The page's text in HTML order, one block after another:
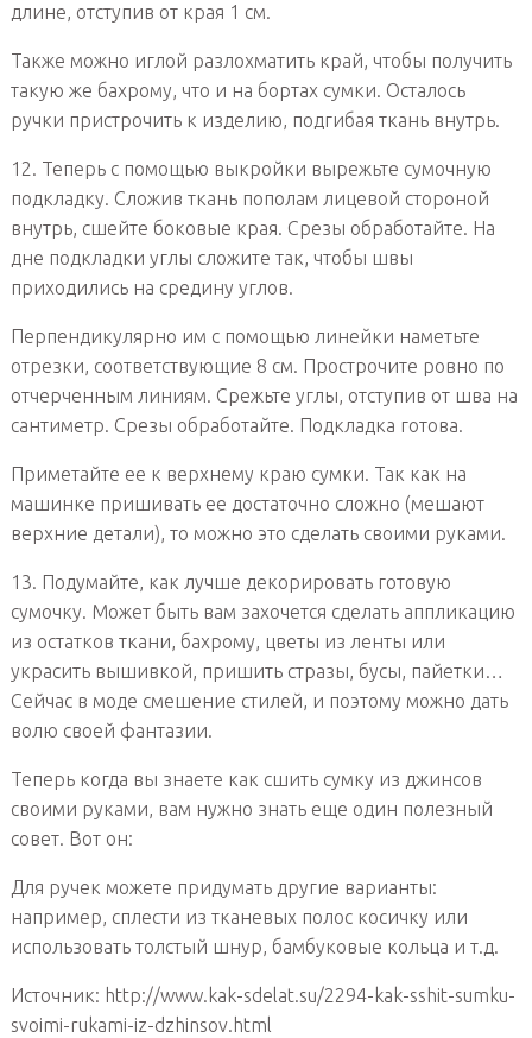
длине, отступив от края 1 см.
Также можно иглой разлохматить край, чтобы получить
такую же бахрому, что и на бортах сумки. Осталось
ручки пристрочить к изделию, подгибая ткань внутрь.
12. Теперь с помощью выкройки вырежьте сумочную
подкладку. Сложив ткань пополам лицевой стороной
внутрь, сшейте боковые края. Срезы обработайте. На
дне подкладки углы сложите так, чтобы швы
приходились на средину углов.
Перпендикулярно им с помощью линейки наметьте
отрезки, соответствующие 8 см. Прострочите ровно по
отчерченным линиям. Срежьте углы, отступив от шва на
сантиметр. Срезы обработайте. Подкладка готова.
Приметайте ее к верхнему краю сумки. Так как на
машинке пришивать ее достаточно сложно (мешают
верхние детали), то можно это сделать своими руками.
13. Подумайте, как лучше декорировать готовую
сумочку. Может быть вам захочется сделать аппликацию
из остатков ткани, бахрому, цветы из ленты или
украсить вышивкой, пришить стразы, бусы, пайетки…
Сейчас в моде смешение стилей, и поэтому можно дать
волю своей фантазии.
Теперь когда вы знаете как сшить сумку из джинсов
своими руками, вам нужно знать еще один полезный
совет. Вот он:
Для ручек можете придумать другие варианты:
например, сплести из тканевых полос косичку или
использовать толстый шнур, бамбуковые кольца и т.д.
Источник: http://www.kak-sdelat.su/2294-kak-sshit-sumku-
svoimi-rukami-iz-dzhinsov.html